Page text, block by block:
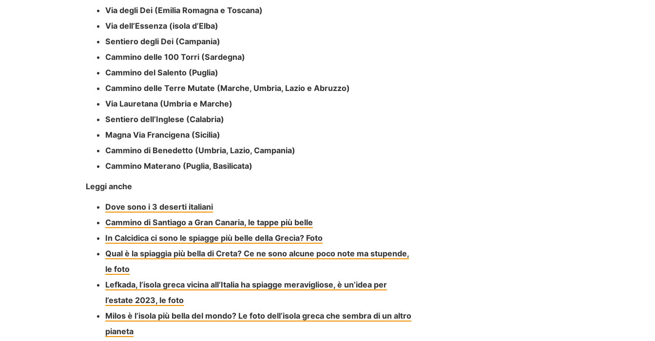
Via degli Dei (Emilia Romagna e Toscana)
Via dell’Essenza (isola d’Elba)
Sentiero degli Dei (Campania)
Cammino delle 100 Torri (Sardegna)
Cammino del Salento (Puglia)
Cammino delle Terre Mutate (Marche, Umbria, Lazio e Abruzzo)
Via Lauretana (Umbria e Marche)
Sentiero dell’Inglese (Calabria)
Magna Via Francigena (Sicilia)
Cammino di Benedetto (Umbria, Lazio, Campania)
Cammino Materano (Puglia, Basilicata)
Leggi anche
Dove sono i 3 deserti italiani
Cammino di Santiago a Gran Canaria, le tappe più belle
In Calcidica ci sono le spiagge più belle della Grecia? Foto
Qual è la spiaggia più bella di Creta? Ce ne sono alcune poco note ma stupende,
le foto
Lefkada, l’isola greca vicina all’Italia ha spiagge meravigliose, è un’idea per
l’estate 2023, le foto
Milos è l’isola più bella del mondo? Le foto dell’isola greca che sembra di un altro
pianeta